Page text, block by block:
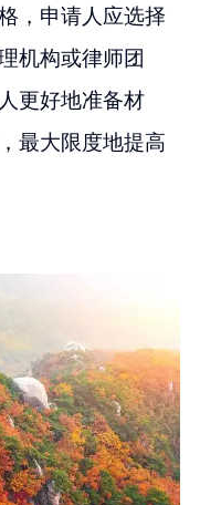
，申请人应选择
机构或律师团
更好地准备材
最大限度地提高